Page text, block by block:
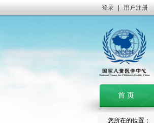
登录 用户注册
首 页
您所在的位置：